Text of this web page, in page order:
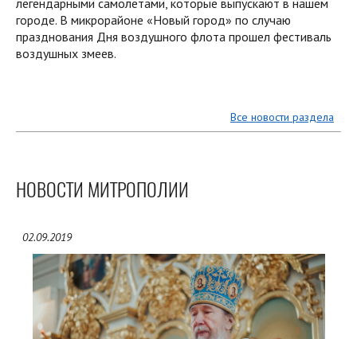
городе. В микрорайоне «Новый город» по случаю
празднования Дня воздушного флота прошел фестиваль
воздушных змеев.
Все новости раздела
НОВОСТИ МИТРОПОЛИИ
02.09.2019